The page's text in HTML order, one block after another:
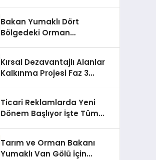
Bakan Yumaklı Dört
Bölgedeki Orman
Kırsal Dezavantajlı Alanlar
Kalkınma Projesi Faz 3
Ticari Reklamlarda Yeni
Dönem Başlıyor İşte Tüm
Tarım ve Orman Bakanı
Yumaklı Van Gölü İçin